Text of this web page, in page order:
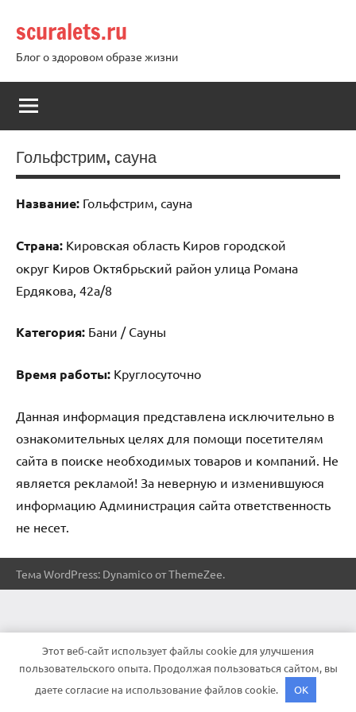
содержимому
scuralets.ru
Блог о здоровом образе жизни
Гольфстрим, сауна
Название: Гольфстрим, сауна
Страна: Кировская область Киров городской
округ Киров Октябрьский район улица Романа
Ердякова, 42а/8
Категория: Бани / Сауны
Время работы: Круглосуточно
Данная информация представлена исключительно в
ознакомительных целях для помощи посетителям
сайта в поиске необходимых товаров и компаний. Не
является рекламой! За неверную и изменившуюся
информацию Администрация сайта ответственность
не несет.
Тема WordPress: Dynamico от ThemeZee.
Этот веб-сайт использует файлы cookie для улучшения
пользовательского опыта. Продолжая пользоваться сайтом, вы
даете согласие на использование файлов cookie.
OK